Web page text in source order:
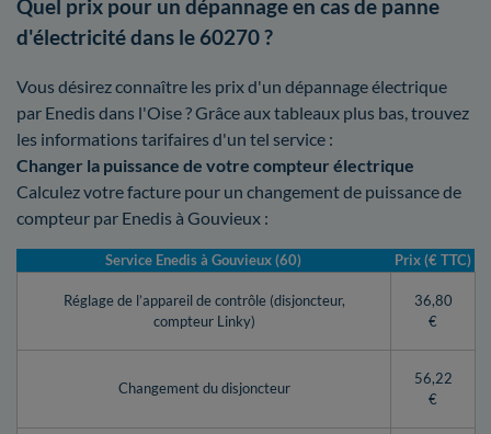
Quel prix pour un dépannage en cas de panne
d'électricité dans le 60270 ?
Vous désirez connaître les prix d'un dépannage électrique
par Enedis dans l'Oise ? Grâce aux tableaux plus bas, trouvez
les informations tarifaires d'un tel service :
Changer la puissance de votre compteur électrique
Calculez votre facture pour un changement de puissance de
compteur par Enedis à Gouvieux :
Service Enedis à Gouvieux (60) Prix (€ TTC)
Réglage de l’appareil de contrôle (disjoncteur,
compteur Linky)
36,80
€
Changement du disjoncteur
56,22
€